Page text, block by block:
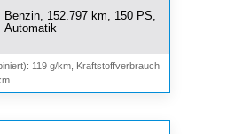
Benzin, 152.797 km, 150 PS,
Automatik
119 g/km, Kraftstoffverbrauch